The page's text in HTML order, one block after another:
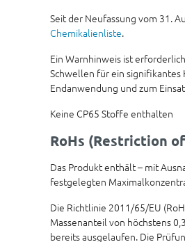
Seit der Neufassung vom 31.
Chemikalienliste.
Ein Warnhinweis ist
Schwellen für ein signifikantes
Endanwendung und zum
Keine CP65 Stoffe enthalten
RoHs (Restriction
Das Produkt enthält – mit
festgelegten
Die Richtlinie 2011/65/EU
Massenanteil von höchstens
bereits ausgelaufen. Die